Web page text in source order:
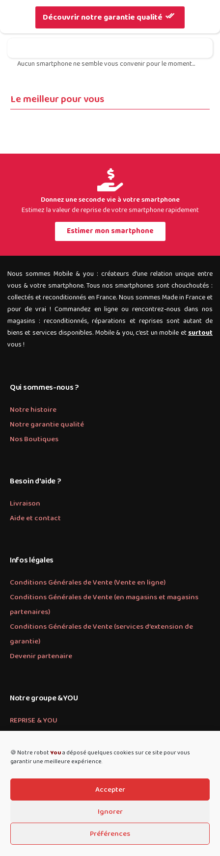
🍪 Notre robotYoua déposé quelques cookies sur ce site pour vous
garantir une meilleure expérience.
Accepter
Ignorer
Préférences
Découvrir notre garantie qualité
Aucun smartphone ne semble vous convenir pour le moment...
Le meilleur pour vous
Donnez une seconde vie à votre smartphone
Estimez la valeur de reprise de votre smartphone rapidement
Estimer mon smartphone
Nous sommes Mobile & you : créateurs d’une relation unique entre
vous & votre smartphone. Tous nos smartphones sont chouchoutés :
collectés et reconditionnés en France. Nous sommes Made in France et
pour de vrai ! Commandez en ligne ou rencontrez-nous dans nos
magasins : reconditionnés, réparations et reprises sont autant de
biens et services disponibles. Mobile & you, c’est un mobile etsurtout
vous !
Qui sommes-nous ?
Notre histoire
Notre garantie qualité
Nos Boutiques
Besoin d'aide ?
Livraison
Aide et contact
Infos légales
Conditions Générales de Vente (Vente en ligne)
Conditions Générales de Vente (en magasins et magasins
partenaires)
Conditions Générales de Vente (services d’extension de
garantie)
Devenir partenaire
Notre groupe &YOU
REPRISE & YOU
© 2024 MOBILE AND YOU SAS